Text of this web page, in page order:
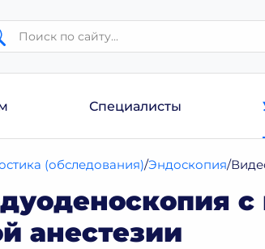
Специалисты
(обследования) Эндоскопия
анестезии